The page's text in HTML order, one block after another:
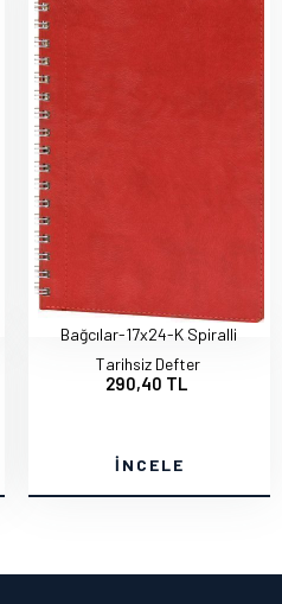
Bağcılar-17x24-K Spiralli
Tarihsiz Defter
290,40 TL
İNCELE